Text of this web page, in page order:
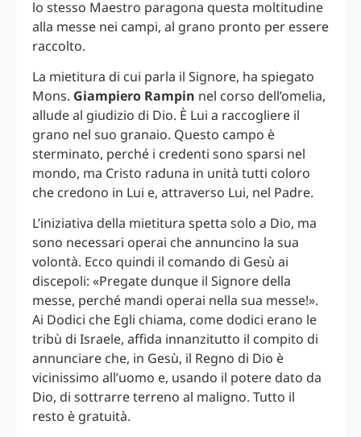
lo stesso Maestro paragona questa moltitudine
alla messe nei campi, al grano pronto per essere
raccolto.
La mietitura di cui parla il Signore, ha spiegato
Mons. Giampiero Rampin nel corso dell’omelia,
allude al giudizio di Dio. È Lui a raccogliere il
grano nel suo granaio. Questo campo è
sterminato, perché i credenti sono sparsi nel
mondo, ma Cristo raduna in unità tutti coloro
che credono in Lui e, attraverso Lui, nel Padre.
L’iniziativa della mietitura spetta solo a Dio, ma
sono necessari operai che annuncino la sua
volontà. Ecco quindi il comando di Gesù ai
discepoli: «Pregate dunque il Signore della
messe, perché mandi operai nella sua messe!».
Ai Dodici che Egli chiama, come dodici erano le
tribù di Israele, affida innanzitutto il compito di
annunciare che, in Gesù, il Regno di Dio è
vicinissimo all’uomo e, usando il potere dato da
Dio, di sottrarre terreno al maligno. Tutto il
resto è gratuità.